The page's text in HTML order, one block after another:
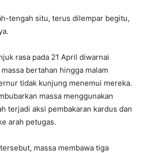
tengah situ, terus dilempar begitu,
rasa pada 21 April diwarnai
bertahan hingga malam
tidak kunjung menemui mereka.
massa menggunakan
terjadi aksi pembakaran kardus dan
arah petugas.
massa membawa tiga